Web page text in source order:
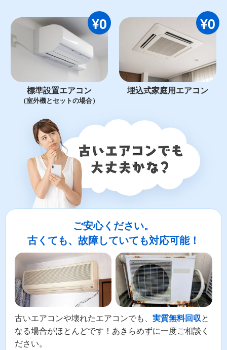
¥0
標準設置エアコン
（室外機とセットの場合）
¥0
埋込式家庭用エアコン
ご安心ください。
古くても、故障していても対応可能！
古いエアコンや壊れたエアコンでも、 実質無料回収と
なる場合がほとんどです！あきらめずに一度ご相談く
ださい。